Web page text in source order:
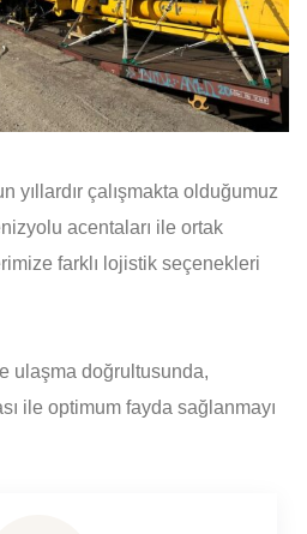
yıllardır çalışmakta olduğumuz
acentaları ile ortak
farklı lojistik seçenekleri
ulaşma doğrultusunda,
ile optimum fayda sağlanmayı